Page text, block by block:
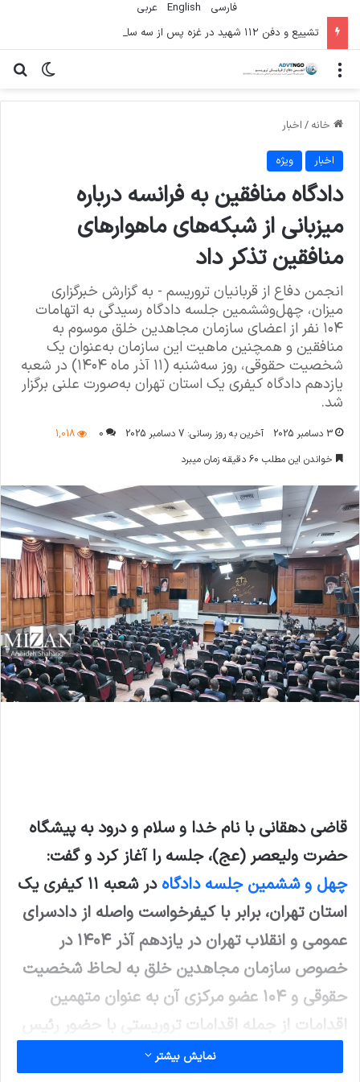
فارسی English
عربي
تشییع و دفن ۱۱۲ شهید در غزه پس از سه سال
تغییر منو
خانه / اخبار
اخبار ویژه
دادگاه منافقین به فرانسه درباره
میزبانی از شبکه‌های ماهواره‎ای
منافقین تذکر داد
انجمن دفاع از قربانیان تروریسم - به گزارش خبرگزاری
میزان، چهل‌وششمین جلسه دادگاه رسیدگی به اتهامات
۱۰۴ نفر از اعضای سازمان مجاهدین خلق موسوم به
منافقین و همچنین ماهیت این سازمان به‌عنوان یک
شخصیت حقوقی، روز سه‌شنبه (۱۱ آذر ماه ۱۴۰۴) در شعبه
یازدهم دادگاه کیفری یک استان تهران به‌صورت علنی برگزار
شد.
3 دسامبر 2025 آخرین به روز رسانی: 7 دسامبر 2025 0
1,018
خواندن این مطلب 60 دقیقه زمان میبرد
قاضی دهقانی با نام خدا و سلام و درود به پیشگاه
حضرت ولیعصر (عج)، جلسه را آغاز کرد و گفت:
چهل و ششمین جلسه دادگاه
در شعبه ۱۱ کیفری یک
استان تهران، برابر با کیفرخواست واصله از دادسرای
عمومی و انقلاب تهران در یازدهم آذر ۱۴۰۴ در
خصوص سازمان مجاهدین خلق به لحاظ شخصیت
حقوقی و ۱۰۴ عضو مرکزی آن به عنوان متهمین
اقدامات از جمله اقدامات تروریستی با حضور رئیس
دادگاه و مستشاران، نماینده دادستان، وکیل شاکی،
نمایش بیشتر